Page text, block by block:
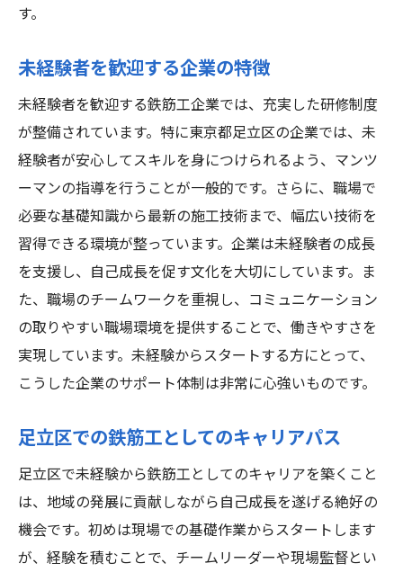
安心して働ける環境足立区の鉄筋工求人の魅力
とは
安全対策が整った職場環境
福利厚生制度の充実度
働きやすさを重視した企業選び
安心して働ける労働環境
職場のコミュニケーションとチームワーク
長く働ける環境の特徴
鉄筋工としての未来足立区で未経験者が挑戦す
べき理由
鉄筋工の将来性と展望
足立区での鉄筋工の社会的意義
鉄筋工としての誇りとやりがい
挑戦する価値がある理由
未来を築く仕事の魅力
す。
未経験者を歓迎する企業の特徴
未経験者を歓迎する鉄筋工企業では、充実した研修制度
が整備されています。特に東京都足立区の企業では、未
経験者が安心してスキルを身につけられるよう、マンツ
ーマンの指導を行うことが一般的です。さらに、職場で
必要な基礎知識から最新の施工技術まで、幅広い技術を
習得できる環境が整っています。企業は未経験者の成長
を支援し、自己成長を促す文化を大切にしています。ま
た、職場のチームワークを重視し、コミュニケーション
の取りやすい職場環境を提供することで、働きやすさを
実現しています。未経験からスタートする方にとって、
こうした企業のサポート体制は非常に心強いものです。
足立区での鉄筋工としてのキャリアパス
足立区で未経験から鉄筋工としてのキャリアを築くこと
は、地域の発展に貢献しながら自己成長を遂げる絶好の
機会です。初めは現場での基礎作業からスタートします
が、経験を積むことで、チームリーダーや現場監督とい